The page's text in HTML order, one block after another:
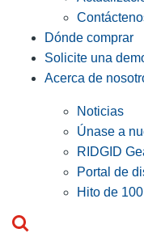
Dónde comprar
Solicite una
Acerca de
Noticias
Únase a
RIDGID
Portal de
Hito de